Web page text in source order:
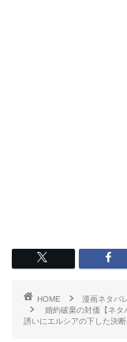
HOME
漫画ネタバ
婚約破棄の対価【ネタ
誘いにエルシアの下した決断